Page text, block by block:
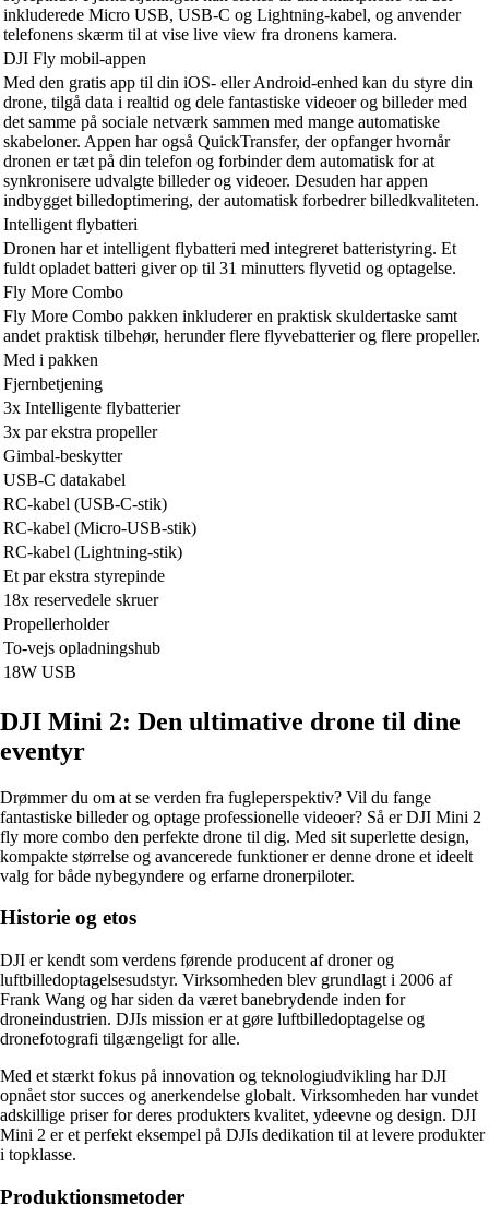
inkluderede Micro USB, USB-C og Lightning-kabel, og anvender
telefonens skærm til at vise live view fra dronens kamera.
DJI Fly mobil-appen
Med den gratis app til din iOS- eller Android-enhed kan du styre din
drone, tilgå data i realtid og dele fantastiske videoer og billeder med
det samme på sociale netværk sammen med mange automatiske
skabeloner. Appen har også QuickTransfer, der opfanger hvornår
dronen er tæt på din telefon og forbinder dem automatisk for at
synkronisere udvalgte billeder og videoer. Desuden har appen
indbygget billedoptimering, der automatisk forbedrer billedkvaliteten.
Intelligent flybatteri
Dronen har et intelligent flybatteri med integreret batteristyring. Et
fuldt opladet batteri giver op til 31 minutters flyvetid og optagelse.
Fly More Combo
Fly More Combo pakken inkluderer en praktisk skuldertaske samt
andet praktisk tilbehør, herunder flere flyvebatterier og flere propeller.
Med i pakken
Fjernbetjening
3x Intelligente flybatterier
3x par ekstra propeller
Gimbal-beskytter
USB-C datakabel
RC-kabel (USB-C-stik)
RC-kabel (Micro-USB-stik)
RC-kabel (Lightning-stik)
Et par ekstra styrepinde
18x reservedele skruer
Propellerholder
To-vejs opladningshub
18W USB
DJI Mini 2: Den ultimative drone til dine
eventyr
Drømmer du om at se verden fra fugleperspektiv? Vil du fange
fantastiske billeder og optage professionelle videoer? Så er DJI Mini 2
fly more combo den perfekte drone til dig. Med sit superlette design,
kompakte størrelse og avancerede funktioner er denne drone et ideelt
valg for både nybegyndere og erfarne dronerpiloter.
Historie og etos
DJI er kendt som verdens førende producent af droner og
luftbilledoptagelsesudstyr. Virksomheden blev grundlagt i 2006 af
Frank Wang og har siden da været banebrydende inden for
droneindustrien. DJIs mission er at gøre luftbilledoptagelse og
dronefotografi tilgængeligt for alle.
Med et stærkt fokus på innovation og teknologiudvikling har DJI
opnået stor succes og anerkendelse globalt. Virksomheden har vundet
adskillige priser for deres produkters kvalitet, ydeevne og design. DJI
Mini 2 er et perfekt eksempel på DJIs dedikation til at levere produkter
i topklasse.
Produktionsmetoder